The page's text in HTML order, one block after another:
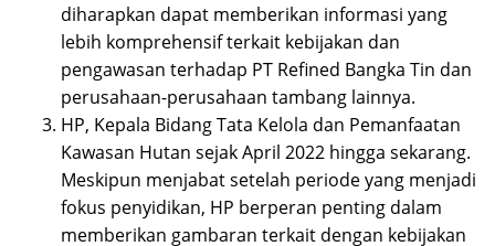
diharapkan dapat memberikan informasi yang
lebih komprehensif terkait kebijakan dan
pengawasan terhadap PT Refined Bangka Tin dan
perusahaan-perusahaan tambang lainnya.
HP, Kepala Bidang Tata Kelola dan Pemanfaatan
Kawasan Hutan sejak April 2022 hingga sekarang.
Meskipun menjabat setelah periode yang menjadi
fokus penyidikan, HP berperan penting dalam
memberikan gambaran terkait dengan kebijakan